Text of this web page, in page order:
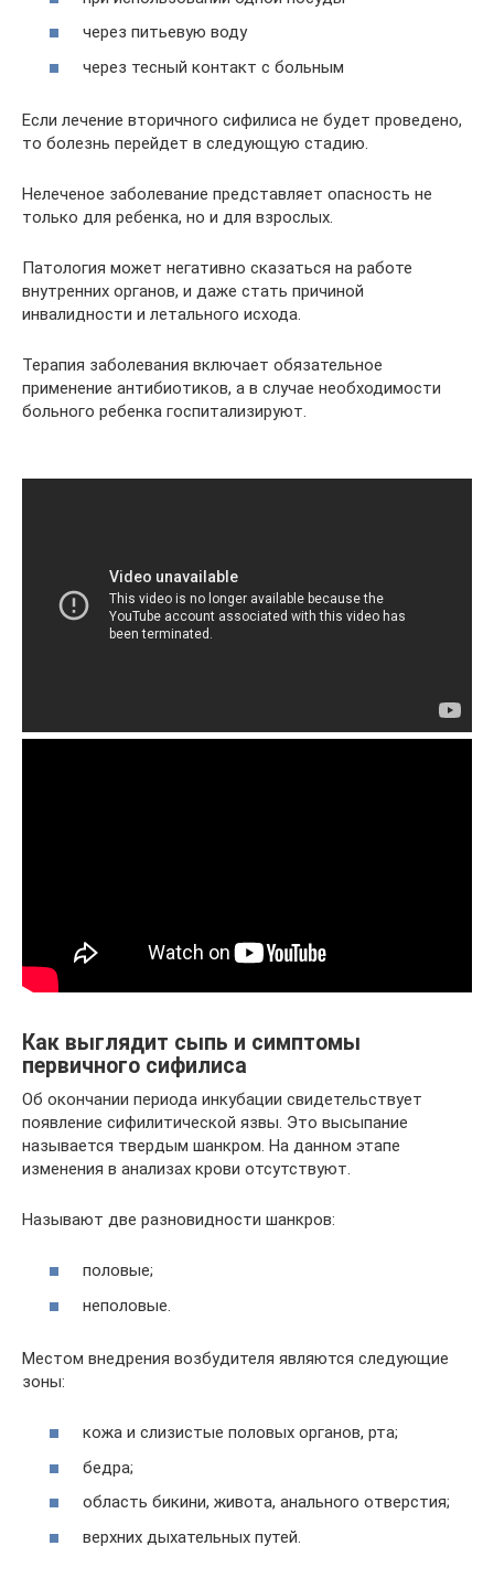
через питьевую воду
через тесный контакт с больным
Если лечение вторичного сифилиса не будет проведено,
то болезнь перейдет в следующую стадию.
Нелеченое заболевание представляет опасность не
только для ребенка, но и для взрослых.
Патология может негативно сказаться на работе
внутренних органов, и даже стать причиной
инвалидности и летального исхода.
Терапия заболевания включает обязательное
применение антибиотиков, а в случае необходимости
больного ребенка госпитализируют.
Как выглядит сыпь и симптомы
первичного сифилиса
Об окончании периода инкубации свидетельствует
появление сифилитической язвы. Это высыпание
называется твердым шанкром. На данном этапе
изменения в анализах крови отсутствуют.
Называют две разновидности шанкров:
половые;
неполовые.
Местом внедрения возбудителя являются следующие
зоны:
кожа и слизистые половых органов, рта;
бедра;
область бикини, живота, анального отверстия;
верхних дыхательных путей.